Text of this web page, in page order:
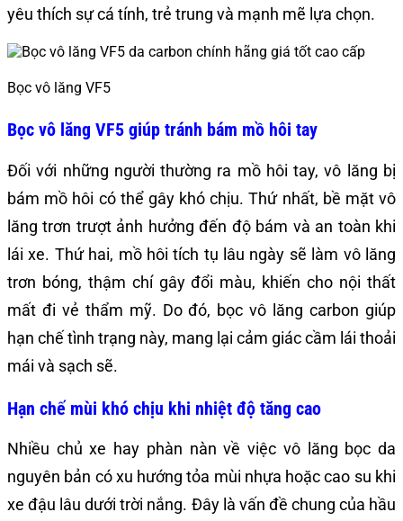
yêu thích sự cá tính, trẻ trung và mạnh mẽ lựa chọn.
Bọc vô lăng VF5
Bọc vô lăng VF5 giúp tránh bám mồ hôi tay
Đối với những người thường ra mồ hôi tay, vô lăng bị
bám mồ hôi có thể gây khó chịu. Thứ nhất, bề mặt vô
lăng trơn trượt ảnh hưởng đến độ bám và an toàn khi
lái xe. Thứ hai, mồ hôi tích tụ lâu ngày sẽ làm vô lăng
trơn bóng, thậm chí gây đổi màu, khiến cho nội thất
mất đi vẻ thẩm mỹ. Do đó, bọc vô lăng carbon giúp
hạn chế tình trạng này, mang lại cảm giác cầm lái thoải
mái và sạch sẽ.
Hạn chế mùi khó chịu khi nhiệt độ tăng cao
Nhiều chủ xe hay phàn nàn về việc vô lăng bọc da
nguyên bản có xu hướng tỏa mùi nhựa hoặc cao su khi
xe đậu lâu dưới trời nắng. Đây là vấn đề chung của hầu